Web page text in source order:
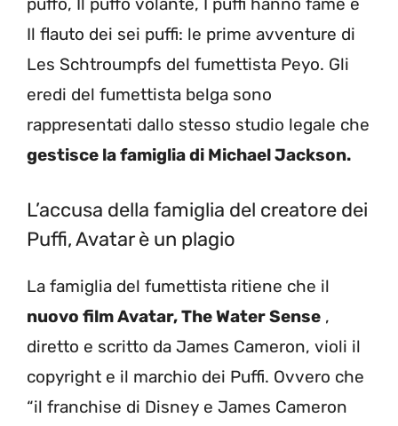
Il flauto dei sei puffi: le prime avventure di
Les Schtroumpfs del fumettista Peyo. Gli
eredi del fumettista belga sono
rappresentati dallo stesso studio legale che
gestisce la famiglia di Michael Jackson.
L’accusa della famiglia del creatore dei
Puffi, Avatar è un plagio
La famiglia del fumettista ritiene che il
nuovo film Avatar, The Water Sense ,
diretto e scritto da James Cameron, violi il
copyright e il marchio dei Puffi. Ovvero che
“il franchise di Disney e James Cameron